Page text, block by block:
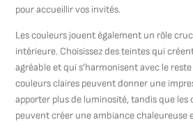
pour accueillir vos invités.
Les couleurs jouent également un rôle
intérieure. Choisissez des teintes qui
agréable et qui s’harmonisent avec le
couleurs claires peuvent donner une
apporter plus de luminosité, tandis que les
peuvent créer une ambiance chaleureuse